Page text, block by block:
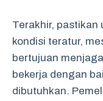
Terakhir, pastikan
kondisi teratur,
bertujuan
bekerja dengan
dibutuhkan.